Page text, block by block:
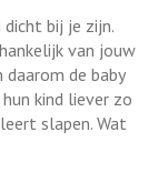
dicht bij je zijn.
van jouw
daarom de baby
kind liever zo
slapen. Wat